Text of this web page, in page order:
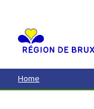
contenu
principal
Home